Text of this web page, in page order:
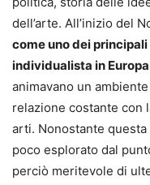
dell’arte. All’inizio del
come uno dei
individualista in Europa
animavano un
relazione costante con
arti. Nonostante
poco esplorato dal
perciò meritevole di